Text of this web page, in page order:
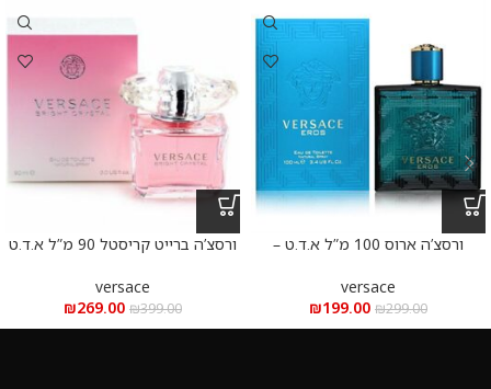
ורסצ’ה ארוס 100 מ”ל א.ד.ט –
versace
₪299.00
₪199.00
ורסצ’ה ברייט קריסטל 90 מ”ל א.ד.ט
EDT 90m”l
versace
₪399.00
₪269.00